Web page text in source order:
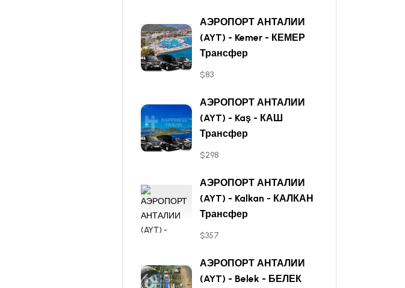
АЭРОПОРТ АНТАЛИИ
(AYT) - Kemer - КЕМЕР
Трансфер
$83
АЭРОПОРТ АНТАЛИИ
(AYT) - Kaş - КАШ
Трансфер
$298
АЭРОПОРТ АНТАЛИИ
(AYT) - Kalkan - КАЛКАН
Трансфер
$357
АЭРОПОРТ АНТАЛИИ
(AYT) - Belek - БЕЛЕК